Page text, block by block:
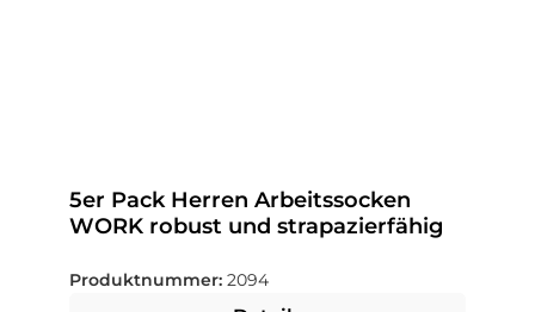
5er Pack Herren Arbeitssocken
WORK robust und strapazierfähig
Produktnummer: 2094